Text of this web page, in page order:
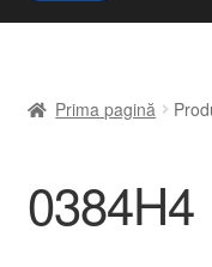
A lua legatura
Contul meu
Prima pagină
0384H4